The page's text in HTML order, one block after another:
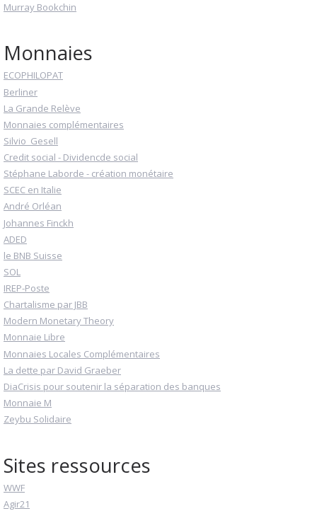
Murray Bookchin
Monnaies
ECOPHILOPAT
Berliner
La Grande Relève
Monnaies complémentaires
Silvio_Gesell
Credit social - Dividencde social
Stéphane Laborde - création monétaire
SCEC en Italie
André Orléan
Johannes Finckh
ADED
le BNB Suisse
SOL
IREP-Poste
Chartalisme par JBB
Modern Monetary Theory
Monnaie Libre
Monnaies Locales Complémentaires
La dette par David Graeber
DiaCrisis pour soutenir la séparation des banques
Monnaie M
Zeybu Solidaire
Sites ressources
WWF
Agir21